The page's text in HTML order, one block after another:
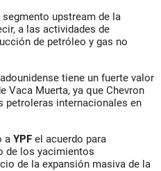
upstream de la
a las actividades de
de petróleo y gas no
tiene un fuerte valor
Vaca Muerta, ya que Chevron
petroleras internacionales en
a YPF el acuerdo para
de los yacimientos
de la expansión masiva de la